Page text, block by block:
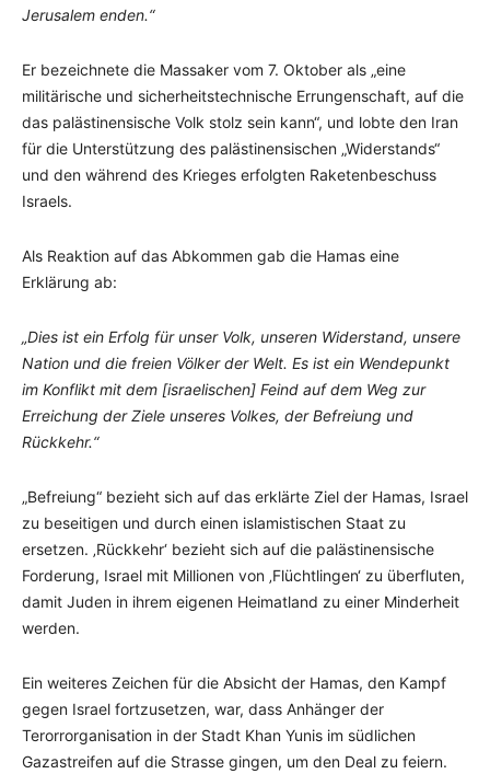
Jerusalem enden.“
Er bezeichnete die Massaker vom 7. Oktober als „eine
militärische und sicherheitstechnische Errungenschaft, auf die
das palästinensische Volk stolz sein kann“, und lobte den Iran
für die Unterstützung des palästinensischen „Widerstands“
und den während des Krieges erfolgten Raketenbeschuss
Israels.
Als Reaktion auf das Abkommen gab die Hamas eine
Erklärung ab:
„Dies ist ein Erfolg für unser Volk, unseren Widerstand, unsere
Nation und die freien Völker der Welt. Es ist ein Wendepunkt
im Konflikt mit dem [israelischen] Feind auf dem Weg zur
Erreichung der Ziele unseres Volkes, der Befreiung und
Rückkehr.“
„Befreiung“ bezieht sich auf das erklärte Ziel der Hamas, Israel
zu beseitigen und durch einen islamistischen Staat zu
ersetzen. ‚Rückkehr‘ bezieht sich auf die palästinensische
Forderung, Israel mit Millionen von ‚Flüchtlingen‘ zu überfluten,
damit Juden in ihrem eigenen Heimatland zu einer Minderheit
werden.
Ein weiteres Zeichen für die Absicht der Hamas, den Kampf
gegen Israel fortzusetzen, war, dass Anhänger der
Terorrorganisation in der Stadt Khan Yunis im südlichen
Gazastreifen auf die Strasse gingen, um den Deal zu feiern.